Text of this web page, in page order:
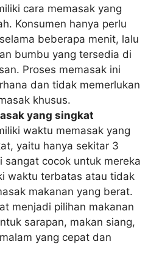
cara memasak yang
Konsumen hanya perlu
beberapa menit, lalu
bumbu yang tersedia di
Proses memasak ini
dan tidak memerlukan
khusus.
yang singkat
waktu memasak yang
yaitu hanya sekitar 3
sangat cocok untuk mereka
waktu terbatas atau tidak
makanan yang berat.
menjadi pilihan makanan
sarapan, makan siang,
yang cepat dan